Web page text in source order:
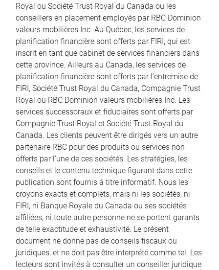
Royal ou Société Trust Royal du Canada ou les
conseillers en placement employés par RBC Dominion
valeurs mobilières Inc. Au Québec, les services de
planification financière sont offerts par FIRI, qui est
inscrit en tant que cabinet de services financiers dans
cette province. Ailleurs au Canada, les services de
planification financière sont offerts par l’entremise de
FIRI, Société Trust Royal du Canada, Compagnie Trust
Royal ou RBC Dominion valeurs mobilières Inc. Les
services successoraux et fiduciaires sont offerts par
Compagnie Trust Royal et Société Trust Royal du
Canada. Les clients peuvent être dirigés vers un autre
partenaire RBC pour des produits ou services non
offerts par l’une de ces sociétés. Les stratégies, les
conseils et le contenu technique figurant dans cette
publication sont fournis à titre informatif. Nous les
croyons exacts et complets, mais ni les sociétés, ni
FIRI, ni Banque Royale du Canada ou ses sociétés
affiliées, ni toute autre personne ne se portent garants
de telle exactitude et exhaustivité. Le présent
document ne donne pas de conseils fiscaux ou
juridiques, et ne doit pas être interprété comme tel. Les
lecteurs sont invités à consulter un conseiller juridique